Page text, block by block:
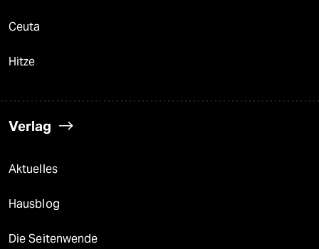
Ceuta
Hitze
Verlag
Aktuelles
Hausblog
Die Seitenwende